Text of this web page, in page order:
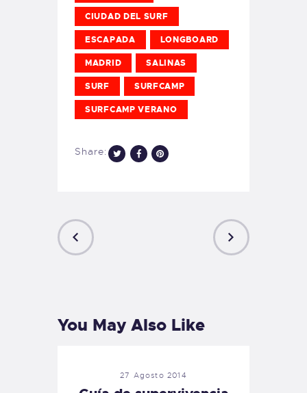
CIUDAD DEL SURF
ESCAPADA LONGBOARD
MADRID SALINAS
SURF SURFCAMP
SURFCAMP VERANO
Share:
You May Also Like
27 Agosto 2014